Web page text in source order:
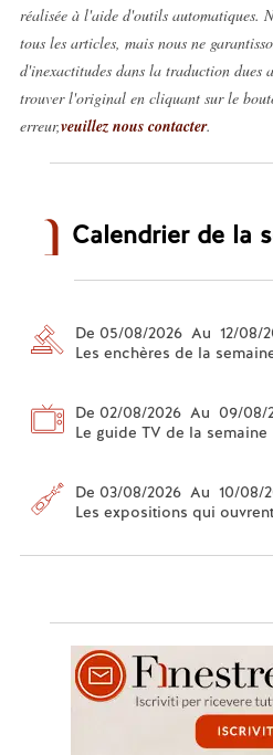
réalisée à l'aide d'outils automatiques.
tous les articles, mais nous ne
d'inexactitudes dans la traduction dues
trouver l'original en cliquant sur le
erreur,veuillez nous contacter.
Calendrier de la
De 05/08/2026 Au 12/08/
Les enchères de la
De 02/08/2026 Au 09/08/
Le guide TV de la semaine
De 03/08/2026 Au 10/08/
Les expositions qui